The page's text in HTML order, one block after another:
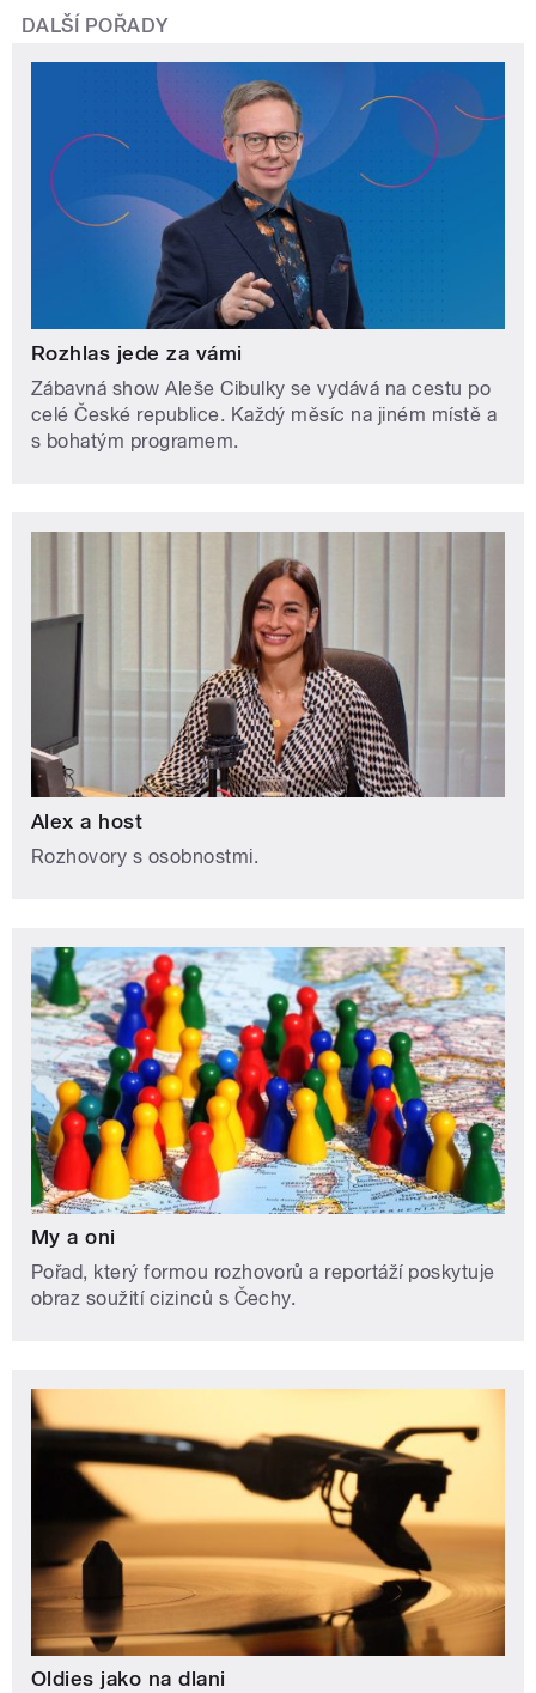
DALŠÍ POŘADY
Rozhlas jede za vámi
Zábavná show Aleše Cibulky se vydává na cestu po
celé České republice. Každý měsíc na jiném místě a
s bohatým programem.
Alex a host
Rozhovory s osobnostmi.
My a oni
Pořad, který formou rozhovorů a reportáží poskytuje
obraz soužití cizinců s Čechy.
Oldies jako na dlani